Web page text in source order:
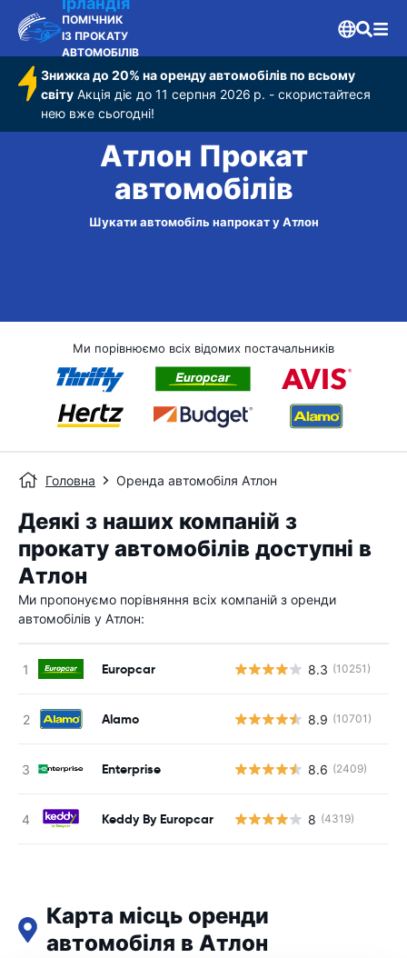
ПОМІЧНИК
ІЗ ПРОКАТУ
АВТОМОБІЛІВ
Знижка до 20% на оренду автомобілів по всьому
світу Акція діє до 11 серпня 2026 р. - скористайтеся
нею вже сьогодні!
Атлон Прокат
автомобілів
Шукати автомобіль напрокат у Атлон
Ми порівнюємо всіх відомих постачальників
Головна Оренда автомобіля Атлон
Деякі з наших компаній з
прокату автомобілів доступні в
Атлон
Ми пропонуємо порівняння всіх компаній з оренди
автомобілів у Атлон:
Europcar 8.3 (10251)
Alamo 8.9 (10701)
Enterprise 8.6 (2409)
Keddy By Europcar 8 (4319)
Карта місць оренди
автомобіля в Атлон